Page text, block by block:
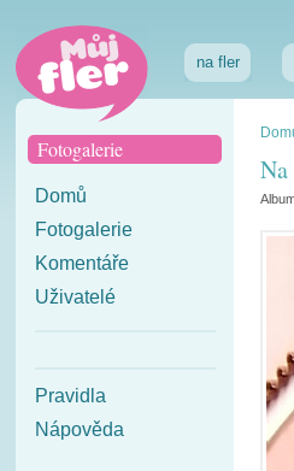
na fler
Fotogalerie
Domů
Fotogalerie
Komentáře
Uživatelé
Pravidla
Nápověda
Na